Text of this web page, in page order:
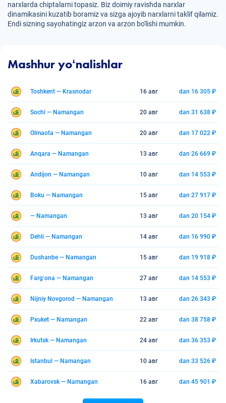
narxlarda chiptalarni topasiz. Biz doimiy ravishda narxlar
dinamikasini kuzatib boramiz va sizga ajoyib narxlarni taklif qilamiz.
Endi sizning sayohatingiz arzon va arzon bo'lishi mumkin.
Mashhur yoʻnalishlar
Toshkent — Krasnodar 16 авг dan 16 305 ₽
Sochi — Namangan 20 авг dan 31 638 ₽
Olmaota — Namangan 20 авг dan 17 022 ₽
Anqara — Namangan 13 авг dan 26 669 ₽
Andijon — Namangan 10 авг dan 14 553 ₽
Boku — Namangan 15 авг dan 27 917 ₽
— Namangan 13 авг dan 20 154 ₽
Dehli — Namangan 14 авг dan 16 990 ₽
Dushanbe — Namangan 15 авг dan 19 918 ₽
Fargʻona — Namangan 27 авг dan 14 553 ₽
Nijniy Novgorod — Namangan 13 авг dan 26 343 ₽
Pxuket — Namangan 22 авг dan 38 758 ₽
Irkutsk — Namangan 24 авг dan 36 353 ₽
Istanbul — Namangan 10 авг dan 33 526 ₽
Xabarovsk — Namangan 16 авг dan 45 901 ₽